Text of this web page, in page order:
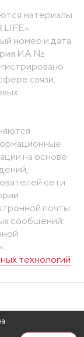
материалы
номер и дата
ИА №
связи,
на основе
сети
почты
сообщений:
технологий